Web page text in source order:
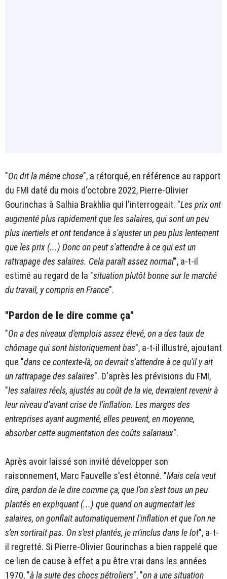
"On dit la même chose", a rétorqué, en référence au rapport
du FMI daté du mois d'octobre 2022, Pierre-Olivier
Gourinchas à Salhia Brakhlia qui l'interrogeait. "Les prix ont
augmenté plus rapidement que les salaires, qui sont un peu
plus inertiels et ont tendance à s'ajuster un peu plus lentement
que les prix (...) Donc on peut s'attendre à ce qui est un
rattrapage des salaires. Cela paraît assez normal", a-t-il
estimé au regard de la "situation plutôt bonne sur le marché
du travail, y compris en France".
"Pardon de le dire comme ça"
"On a des niveaux d'emplois assez élevé, on a des taux de
chômage qui sont historiquement bas", a-t-il illustré, ajoutant
que "dans ce contexte-là, on devrait s'attendre à ce qu'il y ait
un rattrapage des salaires". D'après les prévisions du FMI,
"les salaires réels, ajustés au coût de la vie, devraient revenir à
leur niveau d'avant crise de l'inflation. Les marges des
entreprises ayant augmenté, elles peuvent, en moyenne,
absorber cette augmentation des coûts salariaux".
Après avoir laissé son invité développer son
raisonnement, Marc Fauvelle s'est étonné. "Mais cela veut
dire, pardon de le dire comme ça, que l'on s'est tous un peu
plantés en expliquant (...) que quand on augmentait les
salaires, on gonflait automatiquement l'inflation et que l'on ne
s'en sortirait pas. On s'est plantés, je m'inclus dans le lot", a-t-
il regretté. Si Pierre-Olivier Gourinchas a bien rappelé que
ce lien de cause à effet a pu être vrai dans les années
1970, "à la suite des chocs pétroliers", "on a une situation